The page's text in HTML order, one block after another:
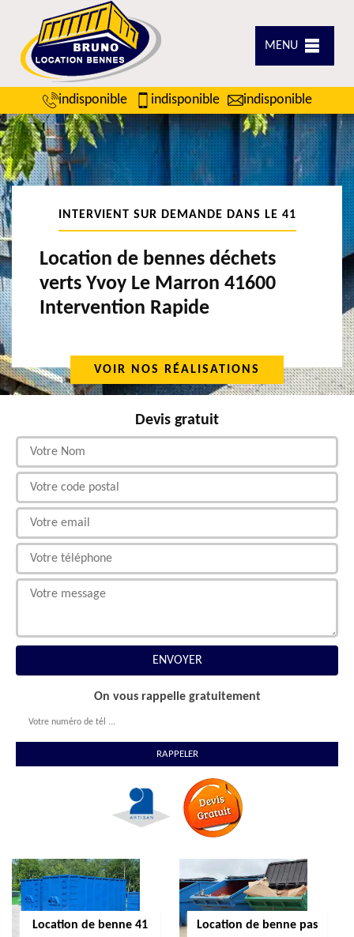
MENU
indisponible indisponible indisponible
INTERVIENT SUR DEMANDE DANS LE 41
Location de bennes déchets
verts Yvoy Le Marron 41600
Intervention Rapide
VOIR NOS RÉALISATIONS
Devis gratuit
On vous rappelle gratuitement
Location de benne 41
Location de benne pas